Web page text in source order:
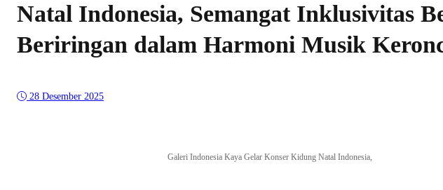
Natal Indonesia, Semangat Inklusivitas
Beriringan dalam Harmoni Musik
28 Desember 2025
Galeri Indonesia Kaya Gelar Konser Kidung Natal Indonesia,